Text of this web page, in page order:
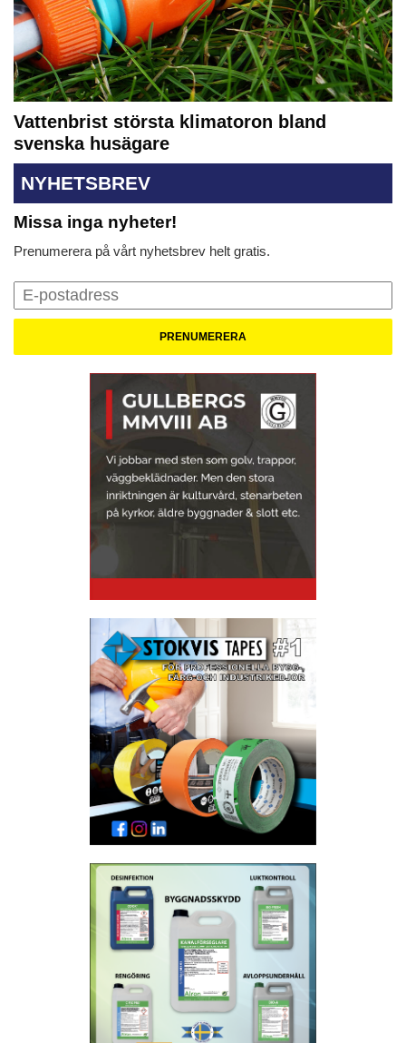
Vattenbrist största klimatoron bland
svenska husägare
NYHETSBREV
Missa inga nyheter!
Prenumerera på vårt nyhetsbrev helt gratis.